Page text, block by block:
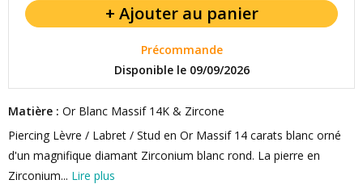
Précommande
Disponible le 09/09/2026
Matière : Or Blanc Massif 14K & Zircone
Piercing Lèvre / Labret / Stud en Or Massif 14 carats blanc orné
d'un magnifique diamant Zirconium blanc rond. La pierre en
Zirconium... Lire plus